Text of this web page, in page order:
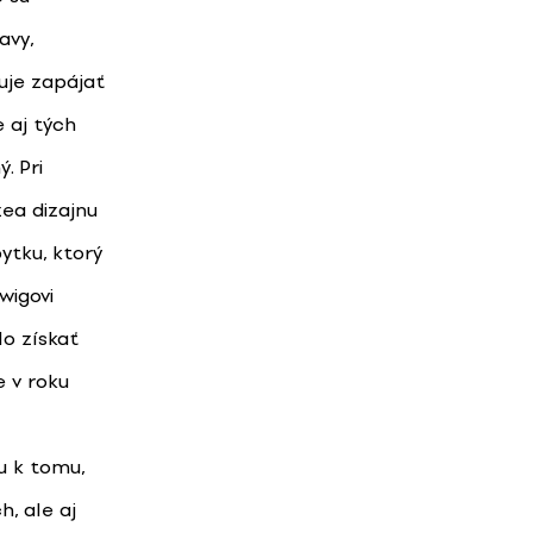
zapájať
aj tých
Pri
dizajnu
ktorý
získať
v roku
k tomu,
ale aj